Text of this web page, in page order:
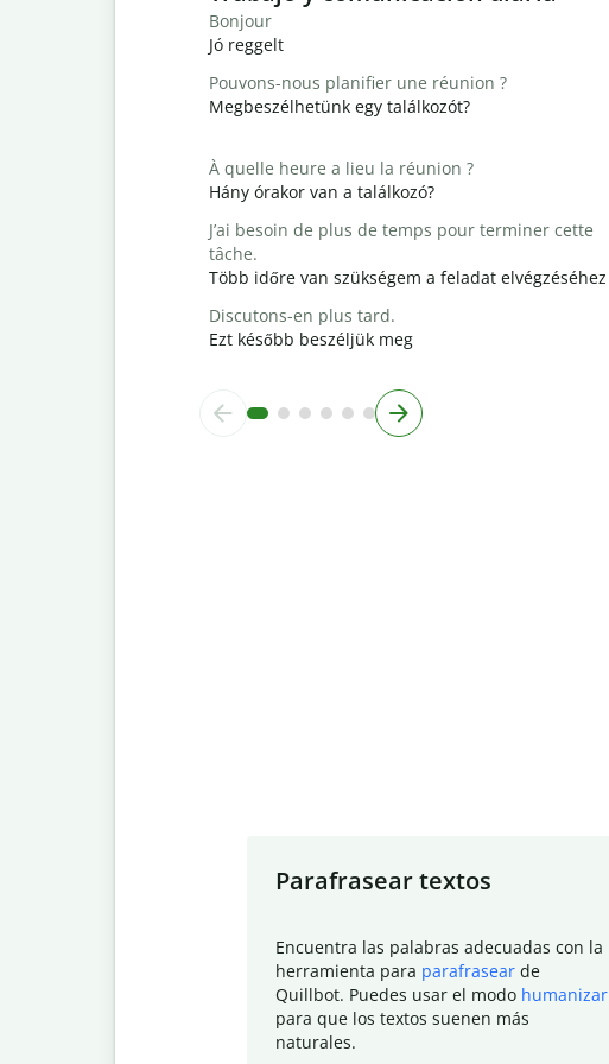
Bonjour
Jó reggelt
Pouvons-nous planifier une réunion ?
Megbeszélhetünk egy találkozót?
À quelle heure a lieu la réunion ?
Hány órakor van a találkozó?
J’ai besoin de plus de temps pour terminer cette
tâche.
Több időre van szükségem a feladat elvégzéséhez
Discutons-en plus tard.
Ezt később beszéljük meg
Parafrasear textos
Encuentra las palabras adecuadas con la
herramienta para parafrasear de
Quillbot. Puedes usar el modo humanizar
para que los textos suenen más
naturales.